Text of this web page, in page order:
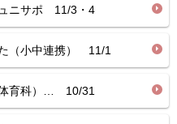
ニサポ 11/3・4
（小中連携） 11/1
育科）… 10/31